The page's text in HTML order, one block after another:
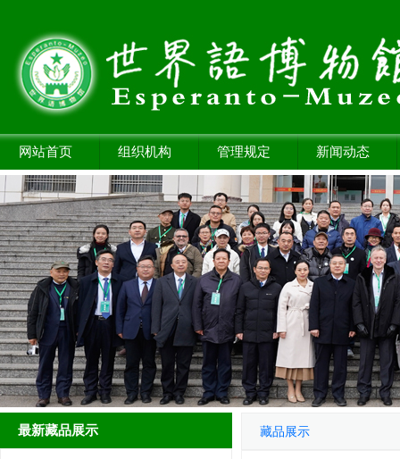
网站首页 组织机构 管理规定 新闻动态
最新藏品展示 藏品展示